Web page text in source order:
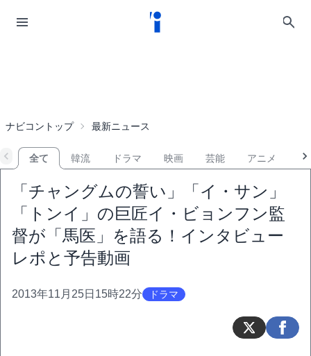
ナビコントップ 最新ニュース
全て 韓流 ドラマ 映画 芸能 アニメ
「チャングムの誓い」「イ・サン」
「トンイ」の巨匠イ・ビョンフン監
督が「馬医」を語る！インタビュー
レポと予告動画
2013年11月25日15時22分 ドラマ